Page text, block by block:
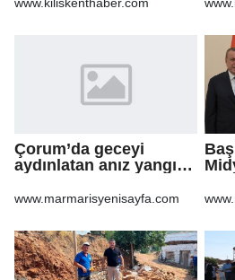
www.kiliskenthaber.com
Çorum’da geceyi
aydınlatan anız yangını
www.marmarisyenisayfa.com